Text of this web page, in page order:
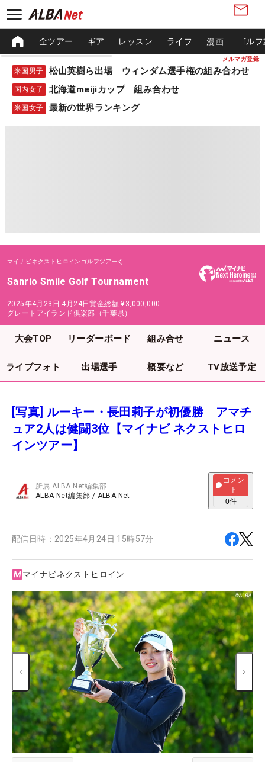
メルマガ登録
全ツアー ギア レッスン ライフ 漫画 ゴル
米国男子 松山英樹ら出場 ウィンダム選手権の組み合わせ
国内女子 北海道meijiカップ 組み合わせ
米国女子 最新の世界ランキング
マイナビネクストヒロインゴルフツアー
Sanrio Smile Golf Tournament
2025年4月23日-4月24日賞金総額 ¥3,000,000
グレートアイランド倶楽部（千葉県）
大会TOP リーダーボード 組み合せ ニュース
ライブフォト 出場選手 概要など TV放送予定
[写真] ルーキー・長田莉子が初優勝 アマチ
ュア2人は健闘3位【マイナビ ネクストヒロ
インツアー】
所属ALBA Net編集部
ALBA Net編集部 / ALBA Net
コメン
ト
0件
配信日時： 2025年4月24日 15時57分
マイナビネクストヒロイン